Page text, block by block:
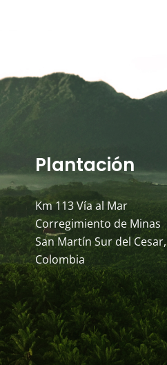
Plantación
Km 113 Vía al Mar
Corregimiento de Minas
San Martín Sur del Cesar,
Colombia